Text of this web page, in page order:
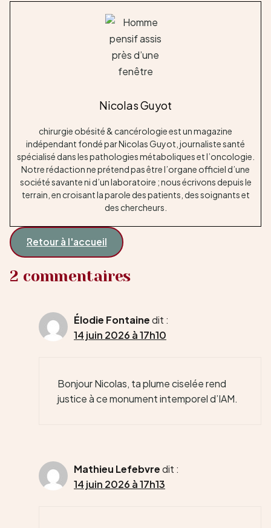
Nicolas Guyot
chirurgie obésité & cancérologie est un magazine
indépendant fondé par Nicolas Guyot, journaliste santé
spécialisé dans les pathologies métaboliques et l’oncologie.
Notre rédaction ne prétend pas être l’organe officiel d’une
société savante ni d’un laboratoire ; nous écrivons depuis le
terrain, en croisant la parole des patients, des soignants et
des chercheurs.
Retour à l'accueil
2 commentaires
Élodie Fontainedit :
14 juin 2026 à 17h10
Bonjour Nicolas, ta plume ciselée rend
justice à ce monument intemporel d’IAM.
Mathieu Lefebvredit :
14 juin 2026 à 17h13